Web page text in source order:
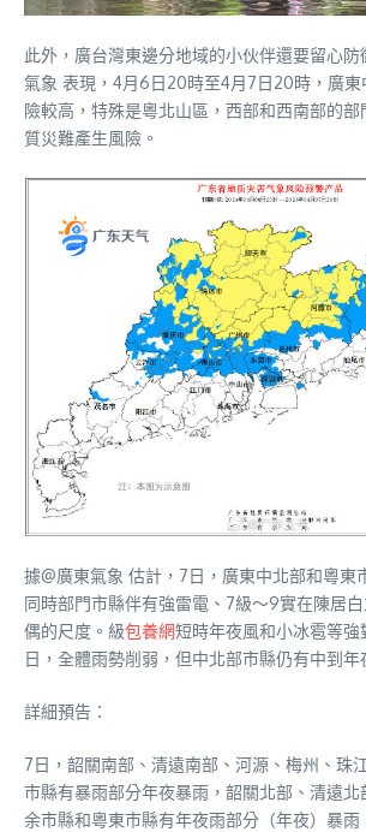
此外，廣台灣東邊分地域的小伙伴還要留心防
氣象 表現，4月6日20時至4月7日20時，廣東
險較高，特殊是粵北山區，西部和西南部的
質災難產生風險。
據@廣東氣象 估計，7日，廣東中北部和粵東
同時部門市縣伴有強雷電、7級～9實在陳居
偶的尺度。級包養網短時年夜風和小冰雹等強
日，全體雨勢削弱，但中北部市縣仍有中到年
詳細預告：
7日，韶關南部、清遠南部、河源、梅州、珠
市縣有暴雨部分年夜暴雨，韶關北部、清遠
余市縣和粵東市縣有年夜雨部分（年夜）暴雨